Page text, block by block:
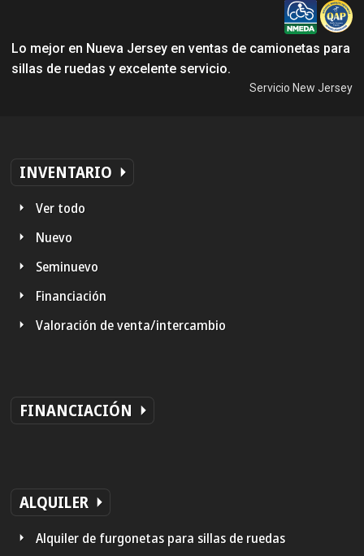
Lo mejor en Nueva Jersey en ventas de camionetas para
sillas de ruedas y excelente servicio.
Servicio New Jersey
INVENTARIO
Ver todo
Nuevo
Seminuevo
Financiación
Valoración de venta/intercambio
FINANCIACIÓN
ALQUILER
Alquiler de furgonetas para sillas de ruedas